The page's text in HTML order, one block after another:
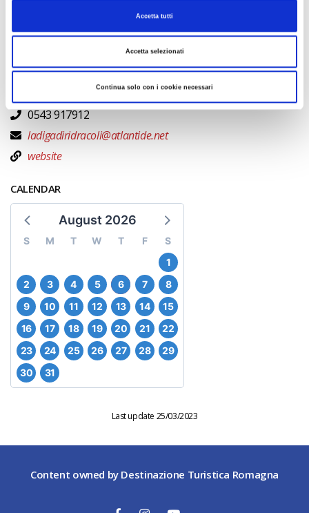
Accetta tutti
Accetta selezionati
Continua solo con i cookie necessari
The Ridragolo Route
0543 917912
ladigadiridracoli@atlantide.net
website
CALENDAR
August 2026
S M T W T F
S
1
2
3 4 5 6 7
8
9
10 11 12 13 14
15
16
17 18 19 20 21
22
23
24 25 26 27 28
29
30
31
Last update 25/03/2023
Content owned by Destinazione Turistica Romagna